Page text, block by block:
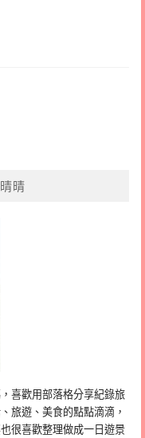
晴
喜歡用部落格分享紀錄旅
旅遊、美食的點點滴滴，
很喜歡整理做成一日遊景